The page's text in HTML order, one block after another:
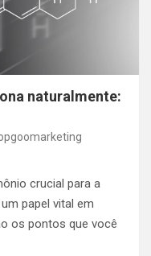
naturalmente:
crucial para a
papel vital em
os pontos que você